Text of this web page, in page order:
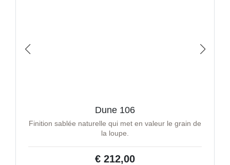
Dune 106
Finition sablée naturelle qui met en valeur le grain de
la loupe.
€ 212,00